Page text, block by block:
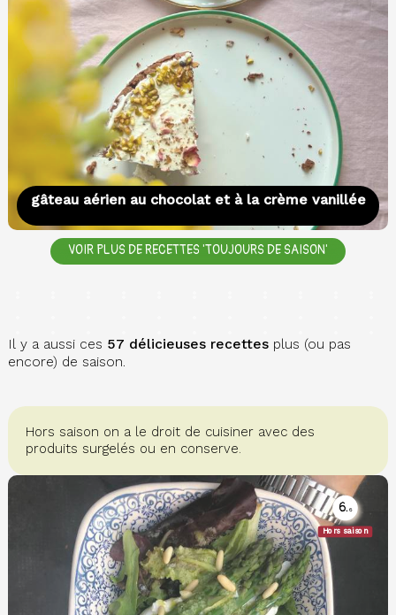
gâteau aérien au chocolat et à la crème vanillée
VOIR PLUS DE RECETTES 'TOUJOURS DE SAISON'
Il y a aussi ces 57 délicieuses recettesplus (ou pas
encore) de saison.
Hors saison on a le droit de cuisiner avec des
produits surgelés ou en conserve.
6.6
Hors saison